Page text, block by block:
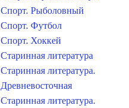
Спорт. Рыболовный
Спорт. Футбол
Спорт. Хоккей
Старинная литература
Старинная литература.
Древневосточная
Старинная литература.